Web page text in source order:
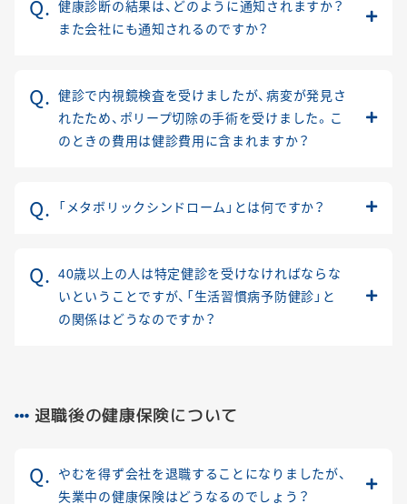
健康診断の結果は、どのように通知されますか？
また会社にも通知されるのですか？
健診で内視鏡検査を受けましたが、病変が発見さ
れたため、ポリープ切除の手術を受けました。こ
のときの費用は健診費用に含まれますか？
「メタボリックシンドローム」とは何ですか？
40歳以上の人は特定健診を受けなければならな
いということですが、「生活習慣病予防健診」と
の関係はどうなのですか？
退職後の健康保険について
やむを得ず会社を退職することになりましたが、
失業中の健康保険はどうなるのでしょう？